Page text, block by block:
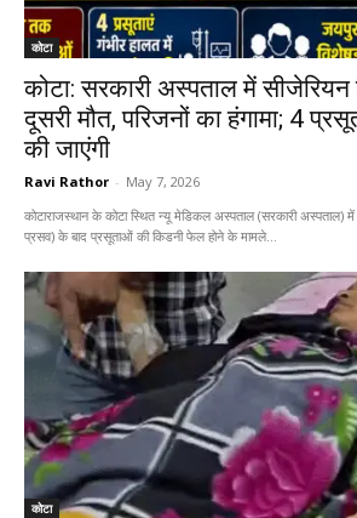
कोटा
कोटा: सरकारी अस्पताल में सीजेरियन
दूसरी मौत, परिजनों का हंगामा; 4
की जाएंगी
Ravi Rathor - May 7, 2026
कोटाराजस्थान के कोटा स्थित न्यू मेडिकल अस्पताल (सरकारी अस्पताल)
प्रसव) के बाद प्रसूताओं की किडनी फेल होने के मामले...
कोटा